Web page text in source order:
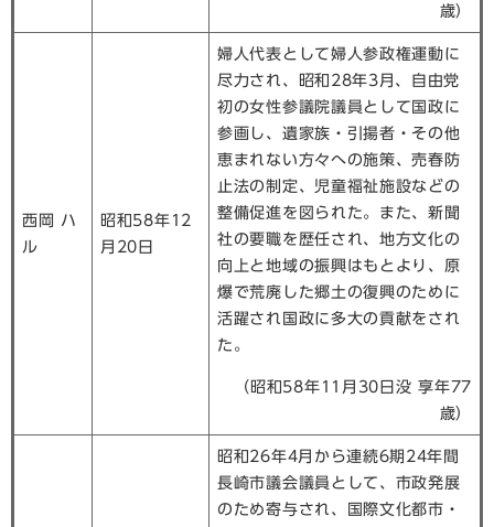
歳）
西岡 ハ
ル
昭和58年12
月20日
婦人代表として婦人参政権運動に
尽力され、昭和28年3月、自由党
初の女性参議院議員として国政に
参画し、遺家族・引揚者・その他
恵まれない方々への施策、売春防
止法の制定、児童福祉施設などの
整備促進を図られた。また、新聞
社の要職を歴任され、地方文化の
向上と地域の振興はもとより、原
爆で荒廃した郷土の復興のために
活躍され国政に多大の貢献をされ
た。
（昭和58年11月30日没 享年77
歳）
昭和26年4月から連続6期24年間
長崎市議会議員として、市政発展
のため寄与され、国際文化都市・